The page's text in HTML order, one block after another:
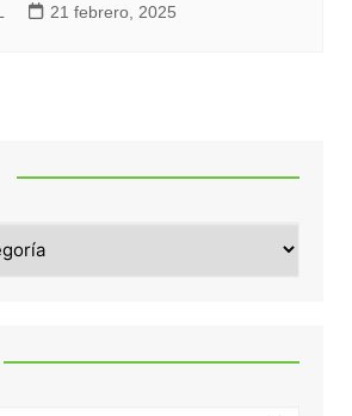
21 febrero, 2025